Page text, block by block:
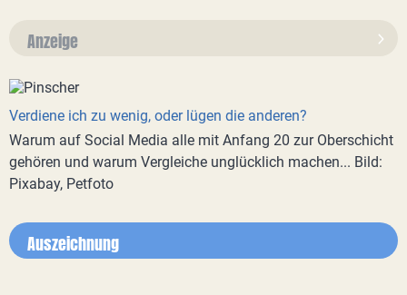
Anzeige
Verdiene ich zu wenig, oder lügen die anderen?
Warum auf Social Media alle mit Anfang 20 zur Oberschicht
gehören und warum Vergleiche unglücklich machen... Bild:
Pixabay, Petfoto
Auszeichnung